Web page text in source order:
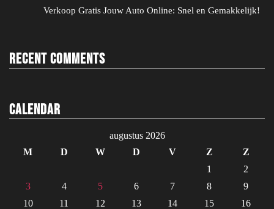
Verkoop Gratis Jouw Auto Online: Snel en Gemakkelijk!
Recent Comments
Calendar
augustus 2026
M
D W D V Z
Z
1
2
3
4 5 6 7 8
9
10
11 12 13 14 15 16